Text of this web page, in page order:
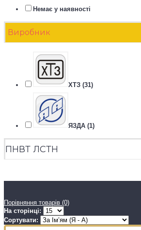
Немає у наявності
Виробник
ХТЗ (31)
ЯЗДА (1)
ПНВТ ЛСТН
Порівняння товарів (0)
На сторінці:
Сортувати: